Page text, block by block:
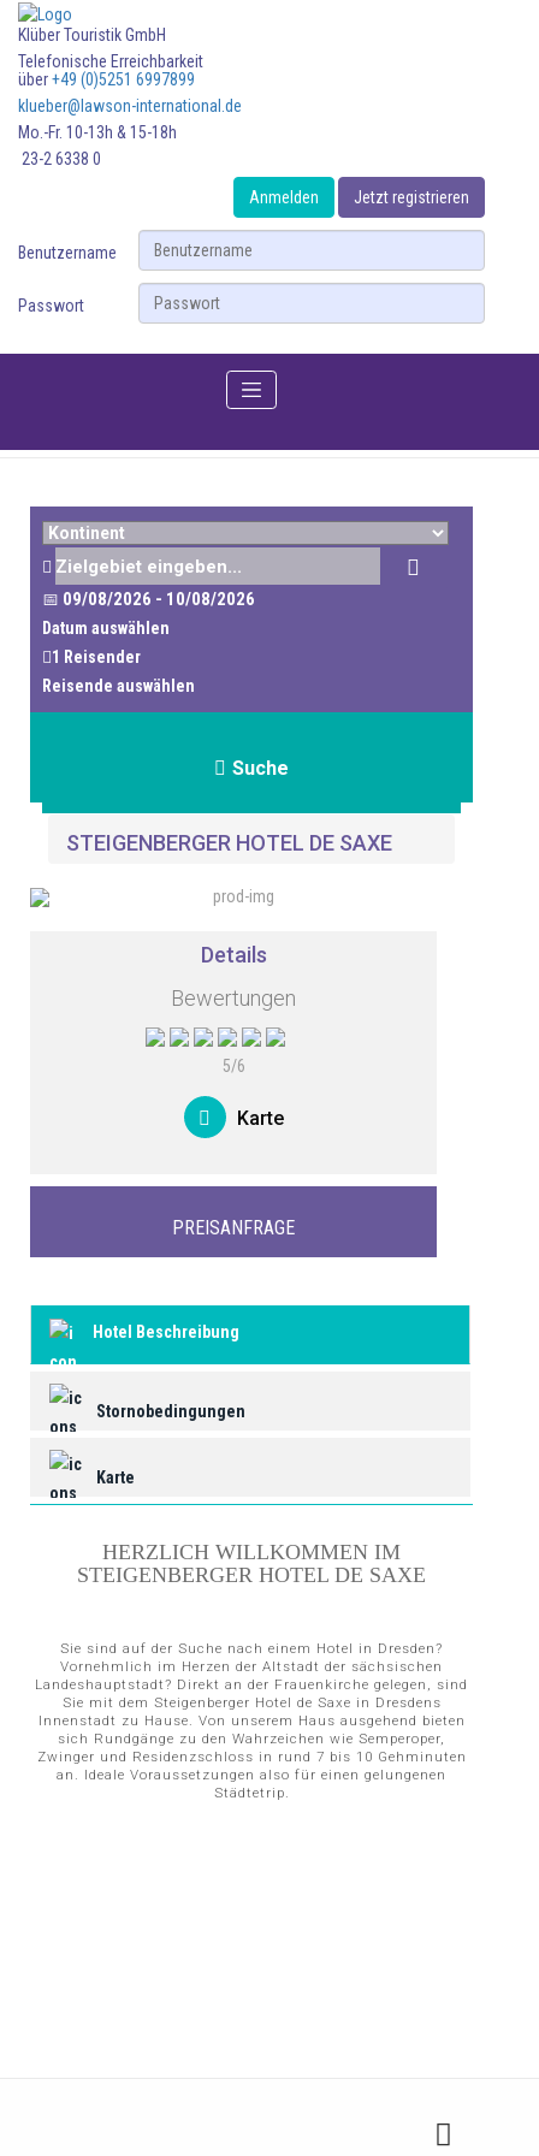
Klüber Touristik GmbH
Telefonische Erreichbarkeit
über+49 (0)5251 6997899
klueber@lawson-international.de
Mo.-Fr. 10-13h & 15-18h
23-2 6338 0
Anmelden
Jetzt registrieren
Benutzername
Passwort
Datum auswählen
Reisende auswählen
Suche
STEIGENBERGER HOTEL DE SAXE
Details
Bewertungen
5/6
Karte
PREISANFRAGE
Hotel Beschreibung
Stornobedingungen
Karte
HERZLICH WILLKOMMEN IM
STEIGENBERGER HOTEL DE SAXE
Sie sind auf der Suche nach einem Hotel in Dresden?
Vornehmlich im Herzen der Altstadt der sächsischen
Landeshauptstadt? Direkt an der Frauenkirche gelegen, sind
Sie mit dem Steigenberger Hotel de Saxe in Dresdens
Innenstadt zu Hause. Von unserem Haus ausgehend bieten
sich Rundgänge zu den Wahrzeichen wie Semperoper,
Zwinger und Residenzschloss in rund 7 bis 10 Gehminuten
an. Ideale Voraussetzungen also für einen gelungenen
Städtetrip.